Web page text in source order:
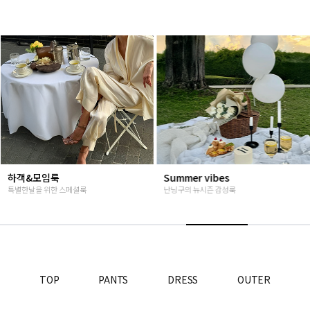
하객&모임룩
특별한날을 위한 스페셜룩
Summer vibes
난닝구의 뉴시즌 감성룩
TOP PANTS DRESS OUTER